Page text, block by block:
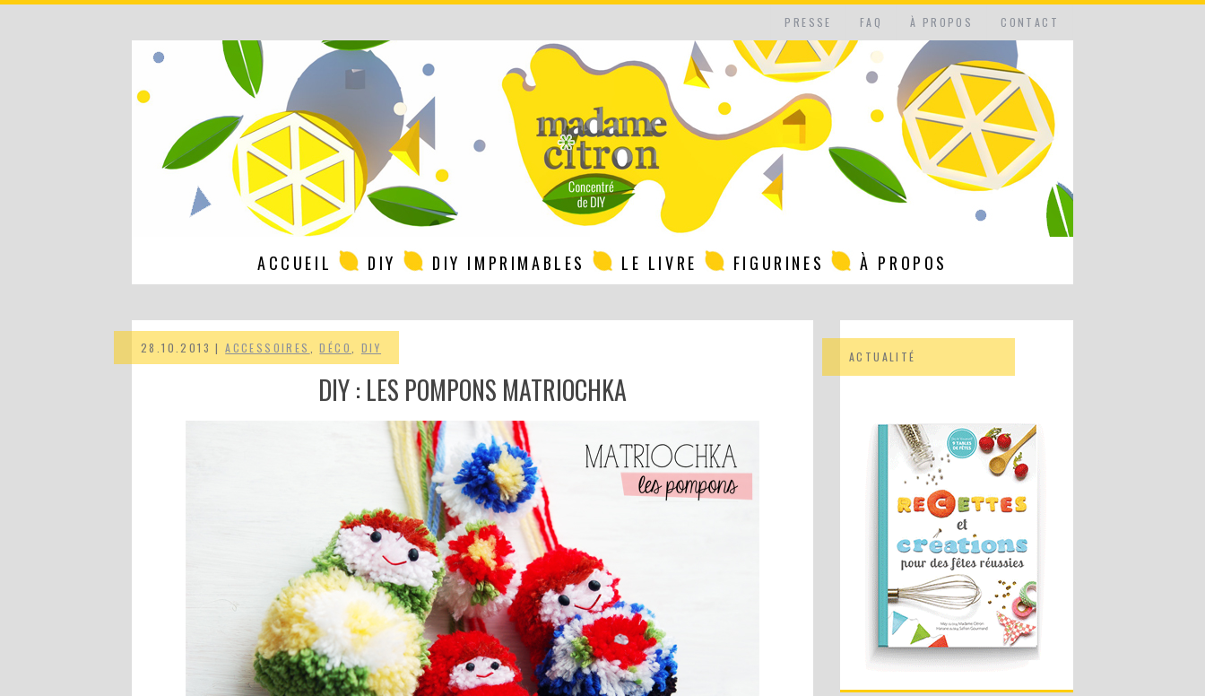
PRESSE FAQ À PROPOS CONTACT
ACCUEIL DIY DIY IMPRIMABLES LE LIVRE FIGURINES À PROPOS
28.10.2013 |ACCESSOIRES ,DÉCO DIY
DIY : LES POMPONS MATRIOCHKA
ACTUALITÉ